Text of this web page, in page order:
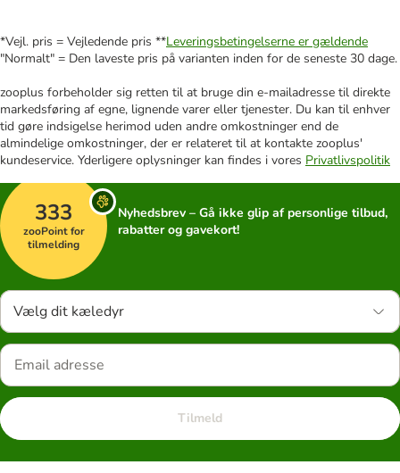
*Vejl. pris = Vejledende pris **Leveringsbetingelserne er gældende
"Normalt" = Den laveste pris på varianten inden for de seneste 30 dage.
zooplus forbeholder sig retten til at bruge din e-mailadresse til direkte
markedsføring af egne, lignende varer eller tjenester. Du kan til enhver
tid gøre indsigelse herimod uden andre omkostninger end de
almindelige omkostninger, der er relateret til at kontakte zooplus'
kundeservice. Yderligere oplysninger kan findes i vores Privatlivspolitik
333
zooPoint for
tilmelding
Nyhedsbrev – Gå ikke glip af personlige tilbud,
rabatter og gavekort!
Vælg dit kæledyr
Tilmeld